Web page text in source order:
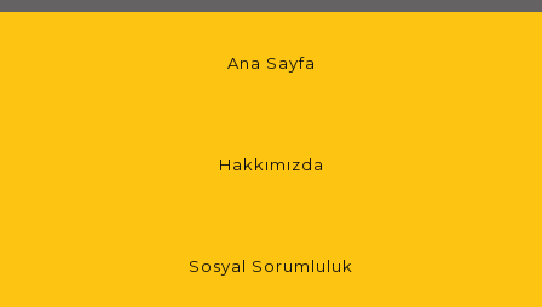
Ana Sayfa
Hakkımızda
Sosyal Sorumluluk